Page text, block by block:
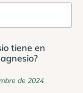
tiene en
de 2024